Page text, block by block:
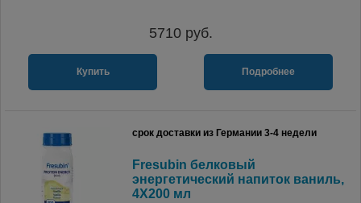
5710руб.
Купить Подробнее
срок доставки из Германии 3-4 недели
Fresubin белковый
энергетический напиток ваниль,
4X200 мл